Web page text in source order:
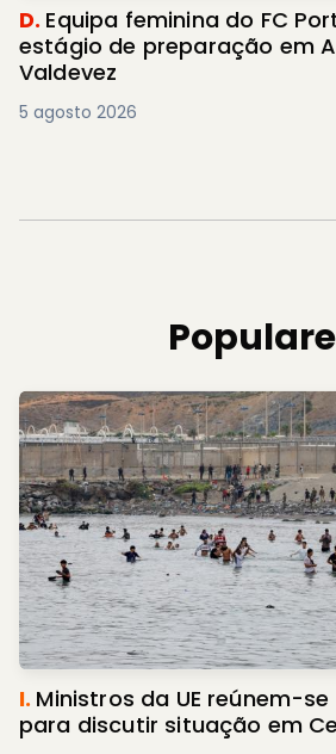
D. Equipa feminina do FC
estágio de preparação em
Valdevez
5 agosto 2026
I. Ministros da UE reúnem-
para discutir situação em